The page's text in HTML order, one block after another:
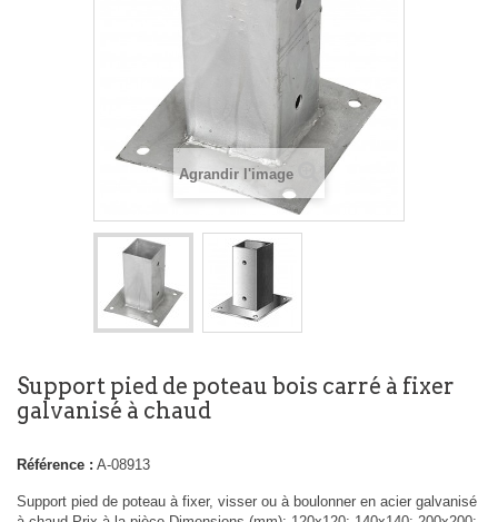
Agrandir l'image
Support pied de poteau bois carré à fixer
galvanisé à chaud
Référence : A-08913
Support pied de poteau à fixer, visser ou à boulonner en acier galvanisé